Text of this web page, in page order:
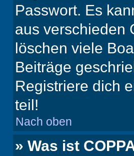
Passwort. Es
aus verschieden
löschen viele
Beiträge
Registriere dich
teil!
Nach oben
» Was ist